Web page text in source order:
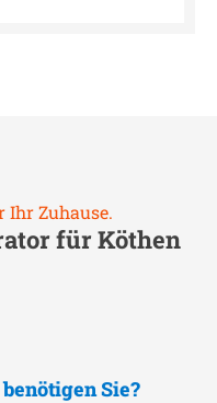
Ihr Zuhause.
fürKöthen
Sie?